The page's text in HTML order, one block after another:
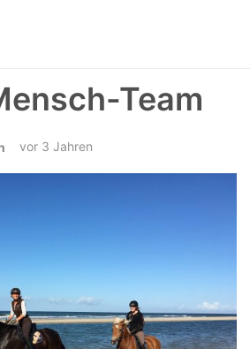
Team
vor 3 Jahren